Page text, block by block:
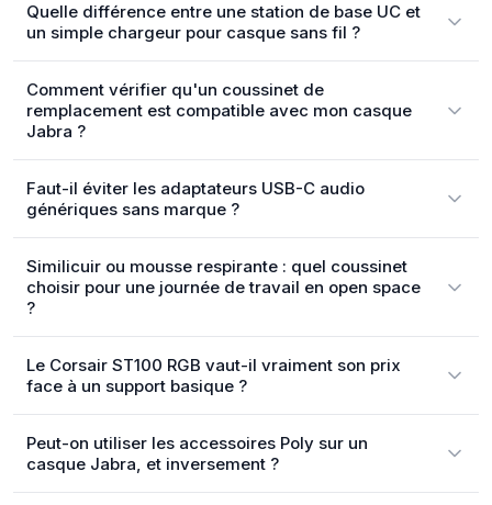
Quelle différence entre une station de base UC et
un simple chargeur pour casque sans fil ?
Comment vérifier qu'un coussinet de
remplacement est compatible avec mon casque
Jabra ?
Faut-il éviter les adaptateurs USB-C audio
génériques sans marque ?
Similicuir ou mousse respirante : quel coussinet
choisir pour une journée de travail en open space
?
Le Corsair ST100 RGB vaut-il vraiment son prix
face à un support basique ?
Peut-on utiliser les accessoires Poly sur un
casque Jabra, et inversement ?